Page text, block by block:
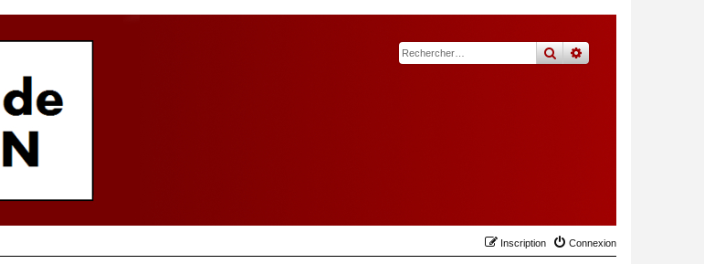
rechercher
recherche
Connexion
Inscription